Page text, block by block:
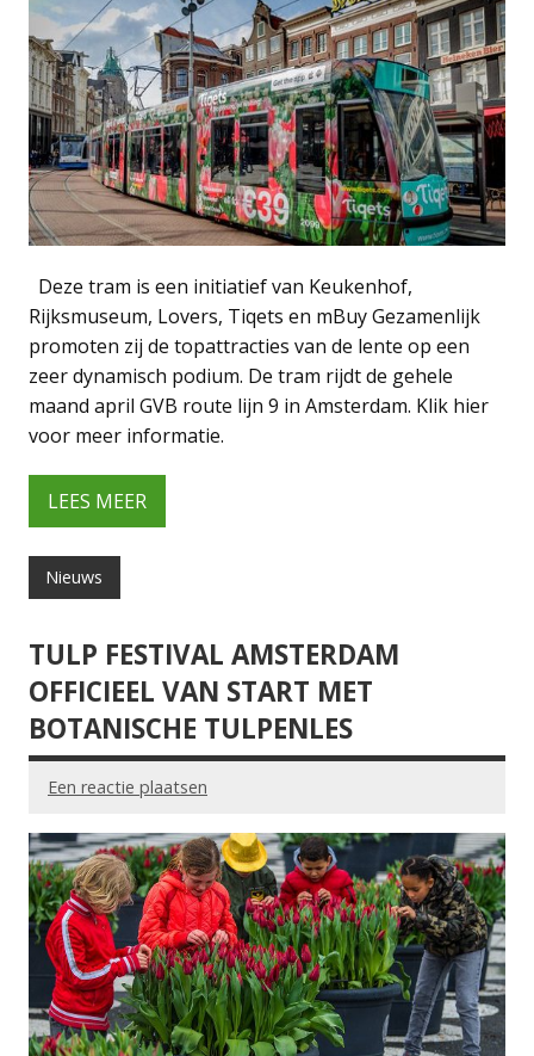
Deze tram is een initiatief van Keukenhof,
Rijksmuseum, Lovers, Tiqets en mBuy Gezamenlijk
promoten zij de topattracties van de lente op een
zeer dynamisch podium. De tram rijdt de gehele
maand april GVB route lijn 9 in Amsterdam. Klik hier
voor meer informatie.
LEES MEER
Nieuws
TULP FESTIVAL AMSTERDAM
OFFICIEEL VAN START MET
BOTANISCHE TULPENLES
Een reactie plaatsen